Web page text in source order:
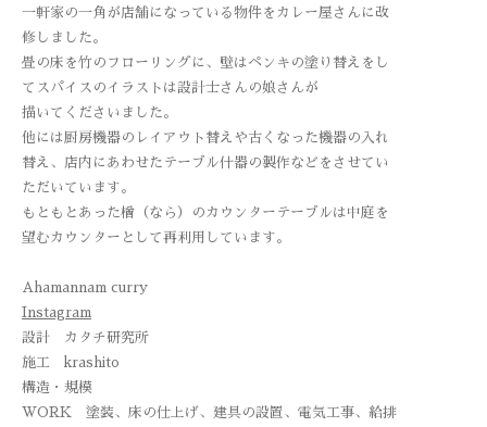
一軒家の一角が店舗になっている物件をカレー屋さんに改
修しました。
畳の床を竹のフローリングに、壁はペンキの塗り替えをし
てスパイスのイラストは設計士さんの娘さんが
描いてくださいました。
他には厨房機器のレイアウト替えや古くなった機器の入れ
替え、店内にあわせたテーブル什器の製作などをさせてい
ただいています。
もともとあった楢（なら）のカウンターテーブルは中庭を
望むカウンターとして再利用しています。
Ahamannam curry
Instagram
設計 カタチ研究所
施工 krashito
構造・規模
WORK 塗装、床の仕上げ、建具の設置、電気工事、給排